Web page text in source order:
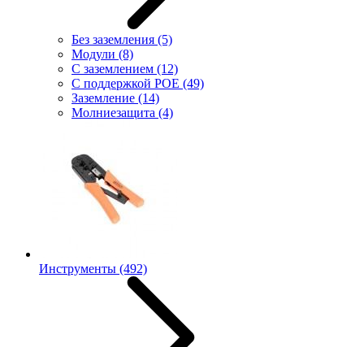
Без заземления (5)
Модули (8)
С заземлением (12)
С поддержкой POE (49)
Заземление (14)
Молниезащита (4)
Инструменты (492)